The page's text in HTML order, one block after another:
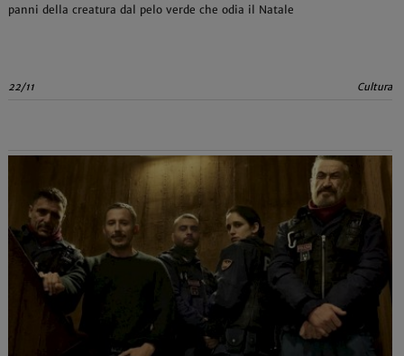
panni della creatura dal pelo verde che odia il Natale
22/11 Cultura